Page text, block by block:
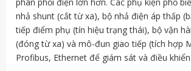
nhả shunt (cắt từ xa), bộ nhả điện áp thấp
tiếp điểm phụ (tín hiệu trạng thái), bộ vận
(đóng từ xa) và mô-đun giao tiếp (tích hợp
Profibus, Ethernet để giám sát và điều